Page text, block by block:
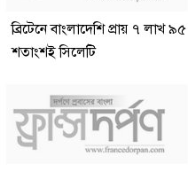
ব্রিটেনে বাংলাদেশি প্রায় ৭ লাখ ৯৫
শতাংশই সিলেটি